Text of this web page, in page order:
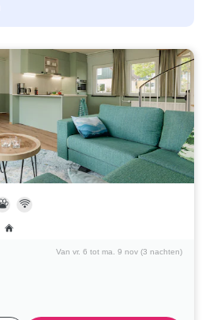
Van vr. 6 tot ma. 9 nov (3 nachten)